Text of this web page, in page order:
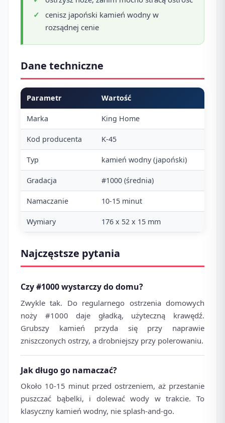
cenisz japoński kamień wodny w
rozsądnej cenie
Dane techniczne
Parametr Wartość
Marka King Home
Kod producenta K-45
Typ kamień wodny (japoński)
Gradacja #1000 (średnia)
Namaczanie 10-15 minut
Wymiary 176 x 52 x 15 mm
Najczęstsze pytania
Czy #1000 wystarczy do domu?
Zwykle tak. Do regularnego ostrzenia domowych
noży #1000 daje gładką, użyteczną krawędź.
Grubszy kamień przyda się przy naprawie
zniszczonych ostrzy, a drobniejszy przy polerowaniu.
Jak długo go namaczać?
Około 10-15 minut przed ostrzeniem, aż przestanie
puszczać bąbelki, i dolewać wody w trakcie. To
klasyczny kamień wodny, nie splash-and-go.